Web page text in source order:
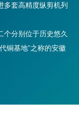
多套高精度纵剪机列
个分别位于历史悠久
铜基地”之称的安徽